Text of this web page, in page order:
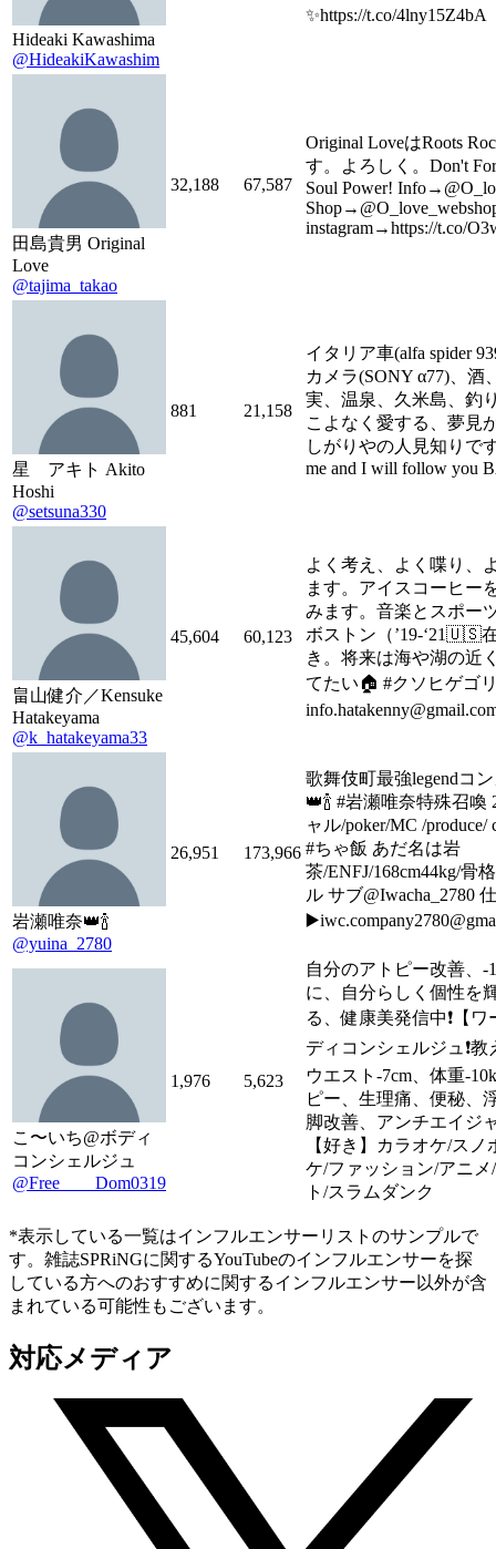
Hideaki Kawashima
@HideakiKawashim
✨https://t.co/4lny15Z4bA
田島貴男 Original
Love
@tajima_takao
32,188 67,587
Original LoveはRoots
す。よろしく。Don't
Soul Power!
instagram→https://t.co/
星 アキト Akito
Hoshi
@setsuna330
881 21,158
イタリア車(alfa spider
カメラ(SONY α77)、酒
実、温泉、久米島、釣
こよなく愛する、夢見
しがりやの人見知りで
me and I will follow you
畠山健介／Kensuke
Hatakeyama
@k_hatakeyama33
45,604 60,123
よく考え、よく喋り、
ます。アイスコーヒー
みます。音楽とスポー
ボストン（’19-‘21🇺🇸
き。将来は海や湖の近
てたい🏠 #クソヒゲゴ
岩瀬唯奈👑🍾
@yuina_2780
26,951 173,966
歌舞伎町最強legendコ
👑🍾 #岩瀬唯奈特殊召喚
ャル/poker/MC /produce/
#ちゃ飯 あだ名は岩
茶/ENFJ/168cm44kg/骨
ル サブ@Iwacha_2780
こ〜いち@ボディ
コンシェルジュ
@Free____Dom0319
1,976 5,623
自分のアトピー改善、-
に、自分らしく個性を
る、健康美発信中❗️【
ディコンシェルジュ❗️
ウエスト-7cm、体重-
ピー、生理痛、便秘、
脚改善、アンチエイジ
【好き】カラオケ/スノ
ケ/ファッション/アニメ
ト/スラムダンク
*表示している一覧はインフルエンサーリストのサンプルで
す。雑誌SPRiNGに関するYouTubeのインフルエンサーを探
している方へのおすすめに関するインフルエンサー以外が含
まれている可能性もございます。
対応メディア